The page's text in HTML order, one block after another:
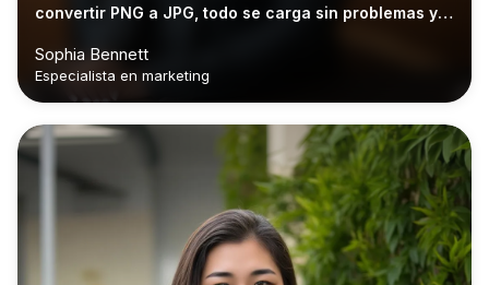
convertir PNG a JPG, todo se carga sin problemas y
Sophia Bennett
Especialista en marketing